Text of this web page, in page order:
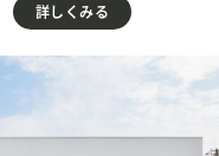
詳しくみる